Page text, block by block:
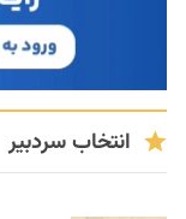
انتخاب سردبیر